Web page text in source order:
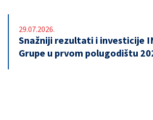
29.07.2026.
Snažniji rezultati i investicije
Grupe u prvom polugodištu